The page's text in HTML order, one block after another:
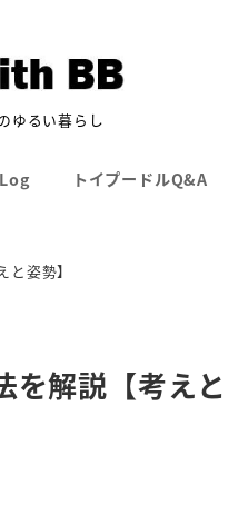
ゆるい暮らし
トイプードルQ&A
姿勢】
を解説【考えと